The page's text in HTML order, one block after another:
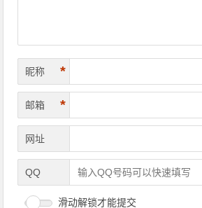
昵称 *
邮箱 *
网址
QQ
滑动解锁才能提交